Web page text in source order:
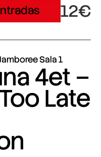
12€
Sala 1
4et –
Late